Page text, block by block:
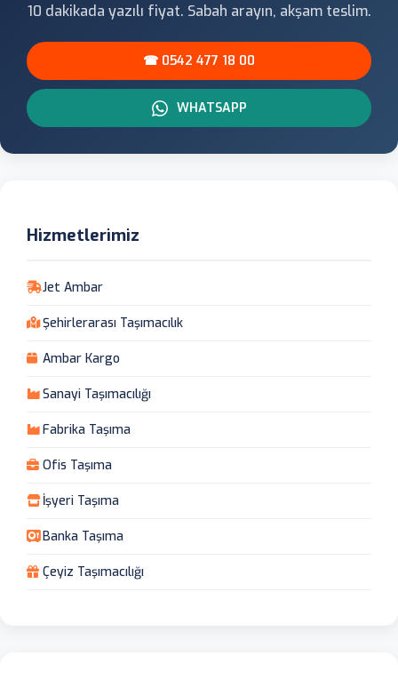
10 dakikada yazılı fiyat. Sabah arayın, akşam teslim.
☎ 0542 477 18 00
WHATSAPP
Hizmetlerimiz
Jet Ambar
Şehirlerarası Taşımacılık
Ambar Kargo
Sanayi Taşımacılığı
Fabrika Taşıma
Ofis Taşıma
İşyeri Taşıma
Banka Taşıma
Çeyiz Taşımacılığı